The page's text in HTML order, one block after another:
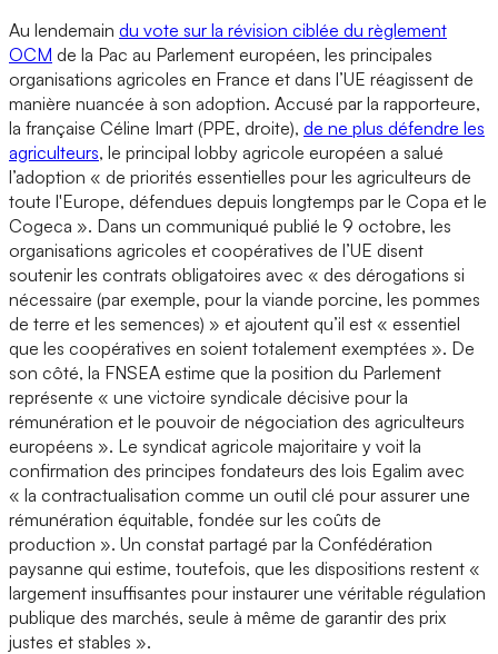
Au lendemain du vote sur la révision ciblée du règlement
OCM de la Pac au Parlement européen, les principales
organisations agricoles en France et dans l’UE réagissent de
manière nuancée à son adoption. Accusé par la rapporteure,
la française Céline Imart (PPE, droite), de ne plus défendre les
agriculteurs, le principal lobby agricole européen a salué
l’adoption « de priorités essentielles pour les agriculteurs de
toute l'Europe, défendues depuis longtemps par le Copa et le
Cogeca ». Dans un communiqué publié le 9 octobre, les
organisations agricoles et coopératives de l’UE disent
soutenir les contrats obligatoires avec « des dérogations si
nécessaire (par exemple, pour la viande porcine, les pommes
de terre et les semences) » et ajoutent qu’il est « essentiel
que les coopératives en soient totalement exemptées ». De
son côté, la FNSEA estime que la position du Parlement
représente « une victoire syndicale décisive pour la
rémunération et le pouvoir de négociation des agriculteurs
européens ». Le syndicat agricole majoritaire y voit la
confirmation des principes fondateurs des lois Egalim avec
« la contractualisation comme un outil clé pour assurer une
rémunération équitable, fondée sur les coûts de
production ». Un constat partagé par la Confédération
paysanne qui estime, toutefois, que les dispositions restent «
largement insuffisantes pour instaurer une véritable régulation
publique des marchés, seule à même de garantir des prix
justes et stables ».